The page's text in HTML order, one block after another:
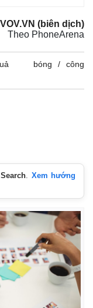
(biên dịch)
Theo PhoneArena
bóng
công
Xem hướng